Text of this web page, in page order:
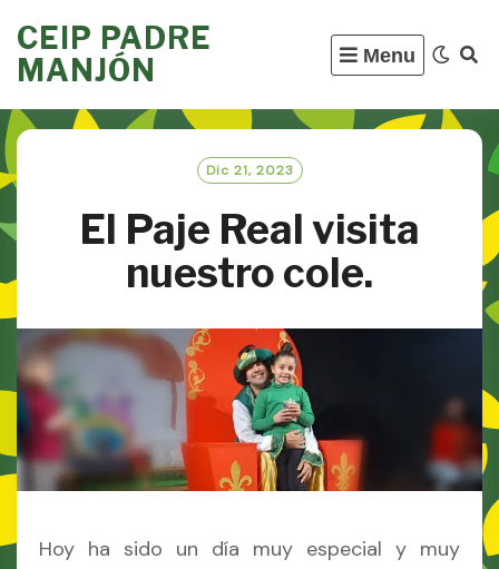
to
content
CEIP PADRE
MANJÓN
Menu
Dic 21, 2023
El Paje Real visita
nuestro cole.
Hoy ha sido un día muy especial y muy